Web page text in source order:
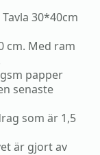
30*40cm
cm. Med ram
papper
senaste
som är 1,5
är gjort av